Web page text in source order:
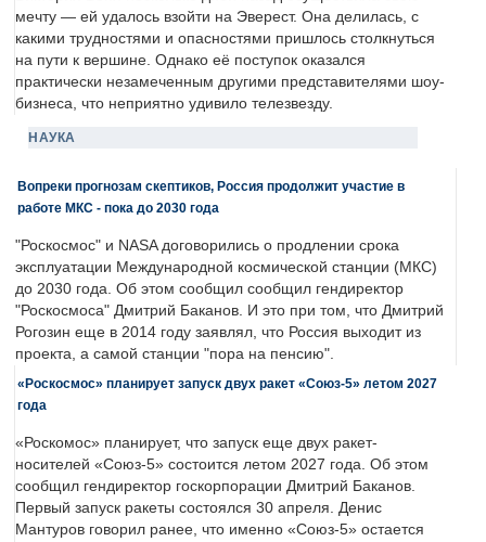
мечту — ей удалось взойти на Эверест. Она делилась, с
какими трудностями и опасностями пришлось столкнуться
на пути к вершине. Однако её поступок оказался
практически незамеченным другими представителями шоу-
бизнеса, что неприятно удивило телезвезду.
НАУКА
Вопреки прогнозам скептиков, Россия продолжит участие в
работе МКС - пока до 2030 года
"Роскосмос" и NASA договорились о продлении срока
эксплуатации Международной космической станции (МКС)
до 2030 года. Об этом сообщил сообщил гендиректор
"Роскосмоса" Дмитрий Баканов. И это при том, что Дмитрий
Рогозин еще в 2014 году заявлял, что Россия выходит из
проекта, а самой станции "пора на пенсию".
«Роскосмос» планирует запуск двух ракет «Союз-5» летом 2027
года
«Роскомос» планирует, что запуск еще двух ракет-
носителей «Союз-5» состоится летом 2027 года. Об этом
сообщил гендиректор госкорпорации Дмитрий Баканов.
Первый запуск ракеты состоялся 30 апреля. Денис
Мантуров говорил ранее, что именно «Союз-5» остается